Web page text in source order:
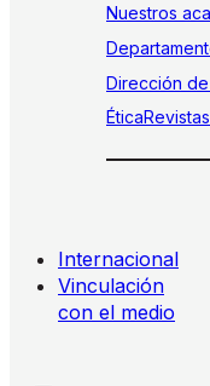
Nuestros
Dirección
ÉticaRevistas
Internacional
Vinculación
con el medio